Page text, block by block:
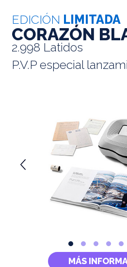
EDICIÓN LIMITADA
CORAZÓN
2.998 Latidos
P.V.P especial
MÁS